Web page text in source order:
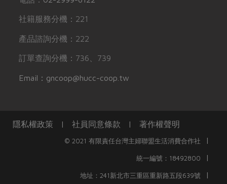
社籍服務分機：221
產品諮詢分機：222
訂單查詢分機：736、739
Email：gncoop@hucc-coop.tw
隱私權政策 | 社員同意條款 | 著作權聲明
© 2021 有限責任台灣主婦聯盟生活消費合作社 |
統一編號：18492800 |
地址：241新北市三重區重新路五段639號 |